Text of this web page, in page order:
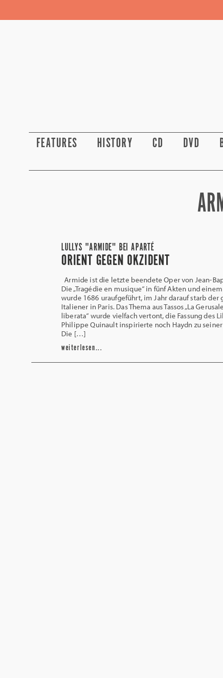
FEATURES HISTORY CD DVD
LULLYS "ARMIDE" BEI APARTÉ
ORIENT GEGEN OKZIDENT
Armide ist die letzte beendete Oper von Jean-
Die „Tragédie en musique“ in fünf Akten und
wurde 1686 uraufgeführt, im Jahr darauf starb der
Italiener in Paris. Das Thema aus Tassos „La
liberata“ wurde vielfach vertont, die Fassung des
Philippe Quinault inspirierte noch Haydn zu
Die […]
weiterlesen...